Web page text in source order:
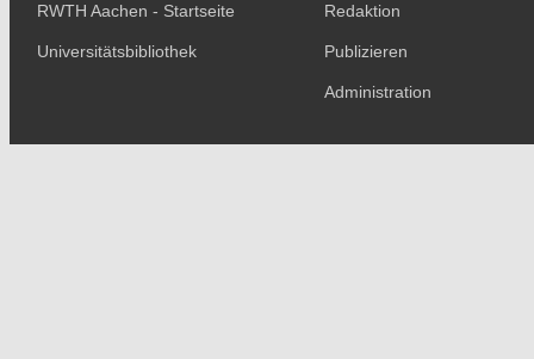
RWTH Aachen - Startseite
Universitätsbibliothek
Redaktion
Publizieren
Administration